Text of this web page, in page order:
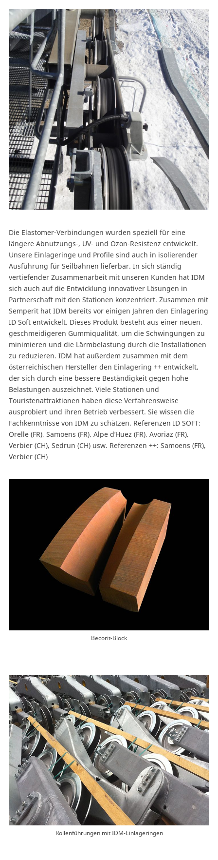
Die Elastomer-Verbindungen wurden speziell für eine
längere Abnutzungs-, UV- und Ozon-Resistenz entwickelt.
Unsere Einlageringe und Profile sind auch in isolierender
Ausführung für Seilbahnen lieferbar. In sich ständig
vertiefender Zusammenarbeit mit unseren Kunden hat IDM
sich auch auf die Entwicklung innovativer Lösungen in
Partnerschaft mit den Stationen konzentriert. Zusammen mit
Semperit hat IDM bereits vor einigen Jahren den Einlagering
ID Soft entwickelt. Dieses Produkt besteht aus einer neuen,
geschmeidigeren Gummiqualität, um die Schwingungen zu
minimieren und die Lärmbelastung durch die Installationen
zu reduzieren. IDM hat außerdem zusammen mit dem
österreichischen Hersteller den Einlagering ++ entwickelt,
der sich durch eine bessere Beständigkeit gegen hohe
Belastungen auszeichnet. Viele Stationen und
Touristenattraktionen haben diese Verfahrensweise
ausprobiert und ihren Betrieb verbessert. Sie wissen die
Fachkenntnisse von IDM zu schätzen. Referenzen ID SOFT:
Orelle (FR), Samoens (FR), Alpe d’Huez (FR), Avoriaz (FR),
Verbier (CH), Sedrun (CH) usw. Referenzen ++: Samoens (FR),
Verbier (CH)
Becorit-Block
Rollenführungen mit IDM-Einlageringen